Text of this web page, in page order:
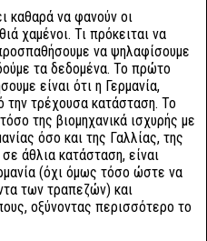
καθαρά να φανούν οι
χαμένοι. Τι πρόκειται να
να ψηλαφίσουμε
τα δεδομένα. Το πρώτο
είναι ότι η Γερμανία,
την τρέχουσα κατάσταση. Το
της βιομηχανικά ισχυρής με
όσο και της Γαλλίας, της
άθλια κατάσταση, είναι
(όχι όμως τόσο ώστε να
των τραπεζών) και
οξύνοντας περισσότερο το